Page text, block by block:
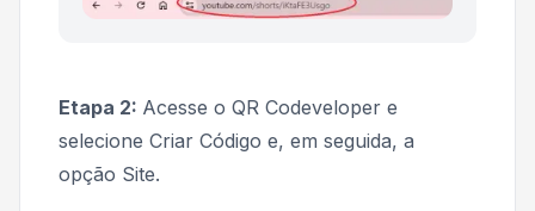
Etapa 2: Acesse o QR Codeveloper e
selecione Criar Código e, em seguida, a
opção Site.